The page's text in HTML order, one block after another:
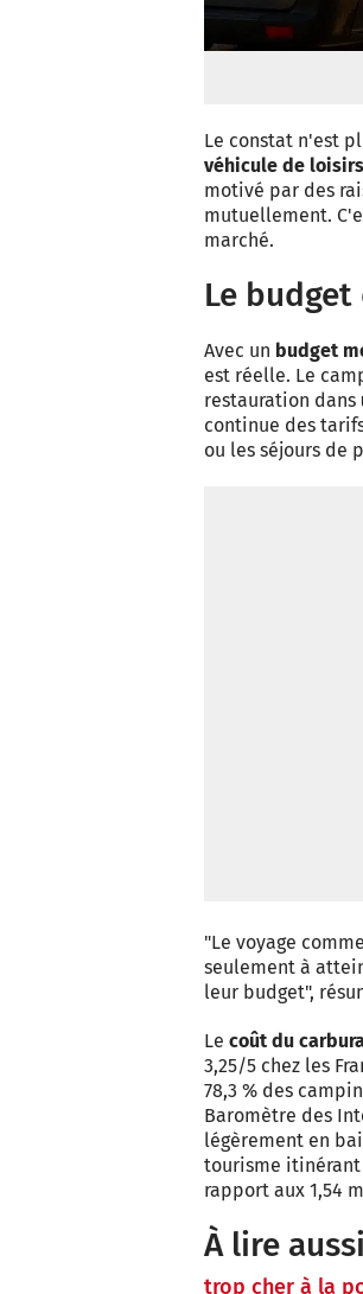
Le constat n'est
véhicule de
motivé par des
mutuellement.
marché.
Le
Avec un budget
est réelle. Le
restauration dans
continue des
ou les séjours de
"Le voyage
seulement à
leur budget",
Le coût du
3,25/5 chez les
78,3 % des
Baromètre des
légèrement en
tourisme itinérant
rapport aux 1,54
À lire
trop cher à la